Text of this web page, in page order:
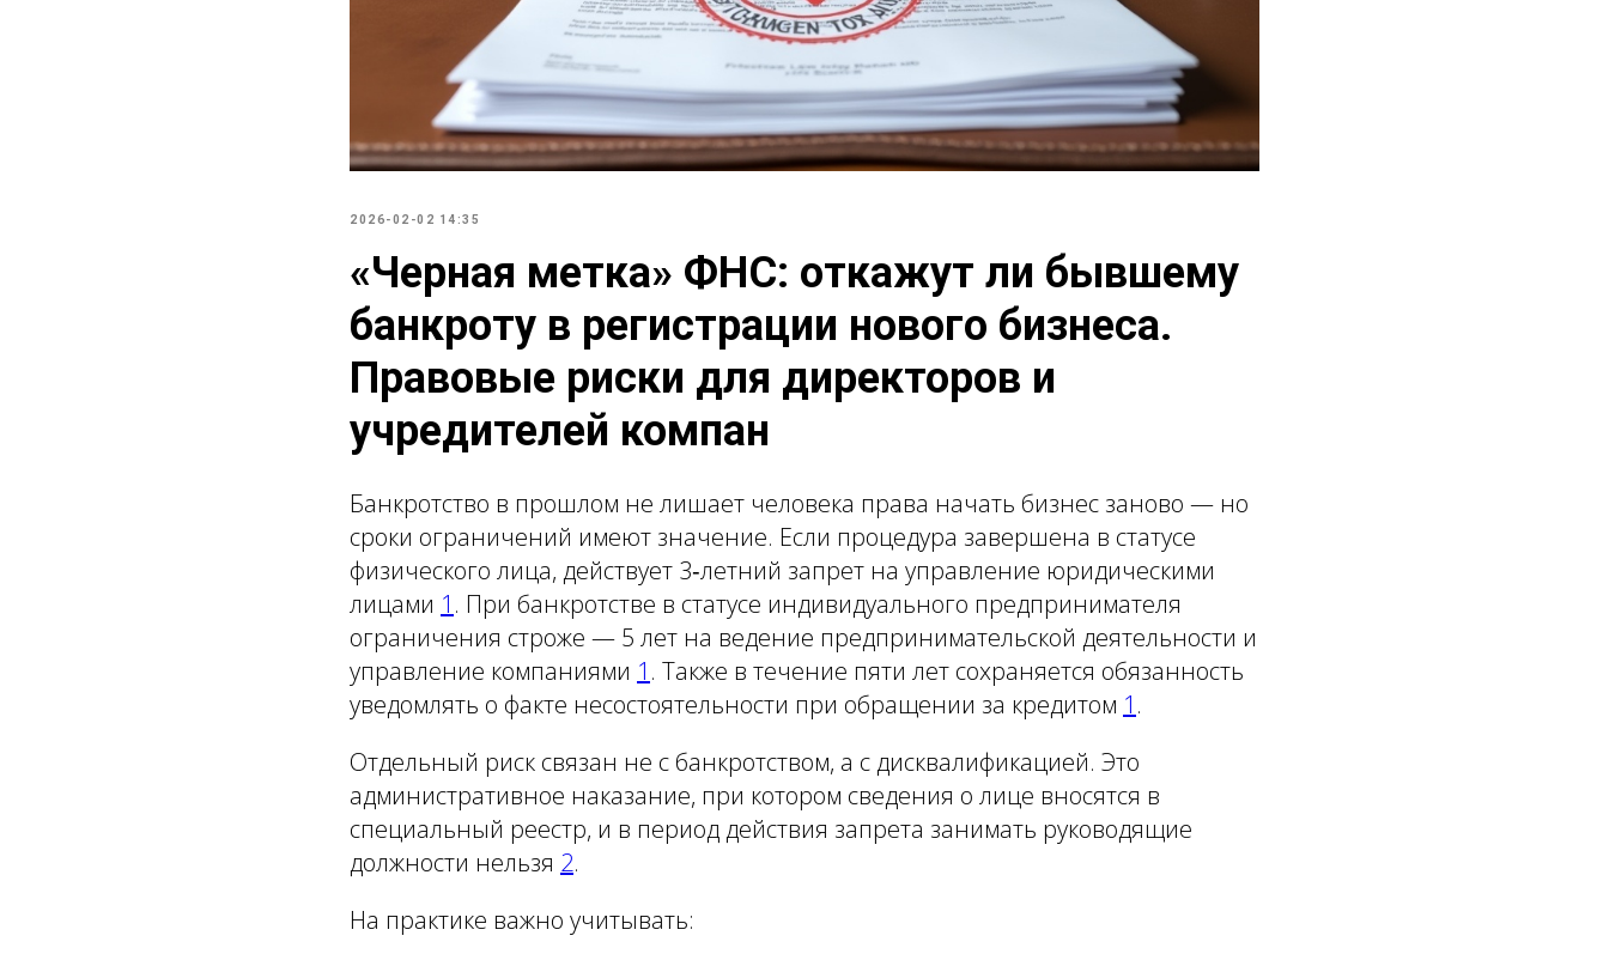
2026-02-02 14:35
«Черная метка» ФНС: откажут ли бывшему
банкроту в регистрации нового бизнеса.
Правовые риски для директоров и
учредителей компан
Банкротство в прошлом не лишает человека права начать бизнес заново — но
сроки ограничений имеют значение. Если процедура завершена в статусе
физического лица, действует 3‑летний запрет на управление юридическими
лицами 1 . При банкротстве в статусе индивидуального предпринимателя
ограничения строже — 5 лет на ведение предпринимательской деятельности и
управление компаниями 1 . Также в течение пяти лет сохраняется обязанность
уведомлять о факте несостоятельности при обращении за кредитом 1 .
Отдельный риск связан не с банкротством, а с дисквалификацией. Это
административное наказание, при котором сведения о лице вносятся в
специальный реестр, и в период действия запрета занимать руководящие
должности нельзя 2.
На практике важно учитывать: